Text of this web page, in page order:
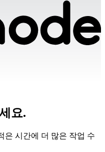
요.
은 시간에 더 많은 작업 수